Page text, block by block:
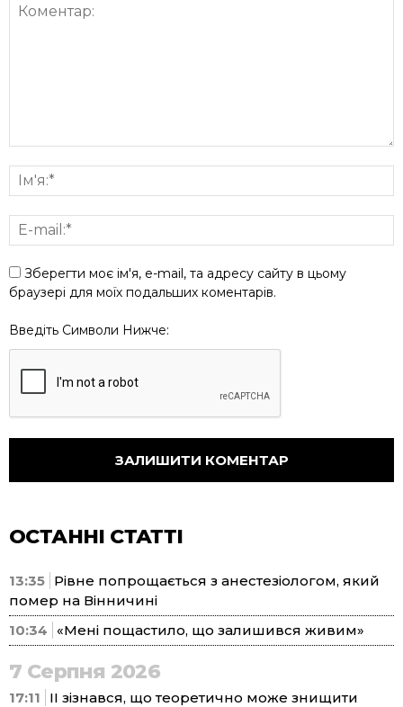
Зберегти моє ім'я, e-mail, та адресу сайту в цьому
браузері для моїх подальших коментарів.
Введіть Символи Нижче:
ОСТАННІ СТАТТІ
13:35 Рівне попрощається з анестезіологом, який
помер на Вінничині
10:34
«Мені пощастило, що залишився живим»
7 Серпня 2026
17:11
ІІ зізнався, що теоретично може знищити